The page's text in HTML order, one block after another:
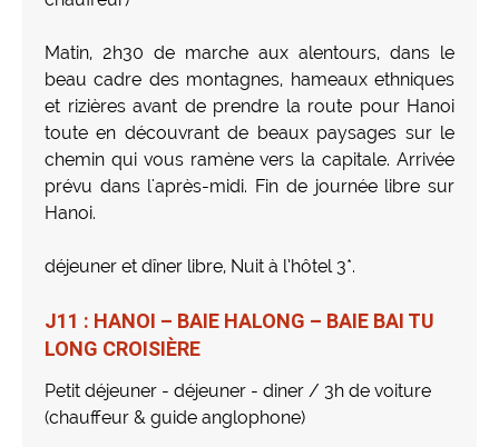
Matin, 2h30 de marche aux alentours, dans le
beau cadre des montagnes, hameaux ethniques
et rizières avant de prendre la route pour Hanoi
toute en découvrant de beaux paysages sur le
chemin qui vous ramène vers la capitale. Arrivée
prévu dans l'après-midi. Fin de journée libre sur
Hanoi.
déjeuner et dîner libre, Nuit à l’hôtel 3*.
J11 : HANOI – BAIE HALONG – BAIE BAI TU
LONG CROISIÈRE
Petit déjeuner - déjeuner - diner / 3h de voiture
(chauffeur & guide anglophone)